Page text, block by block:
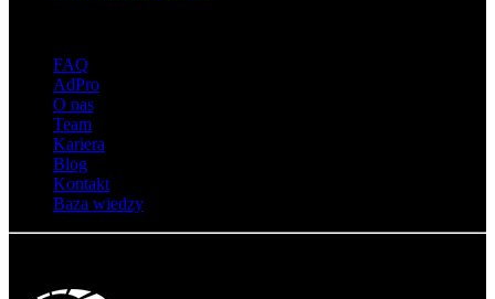
FAQ
AdPro
O nas
Team
Kariera
Blog
Kontakt
Baza wiedzy